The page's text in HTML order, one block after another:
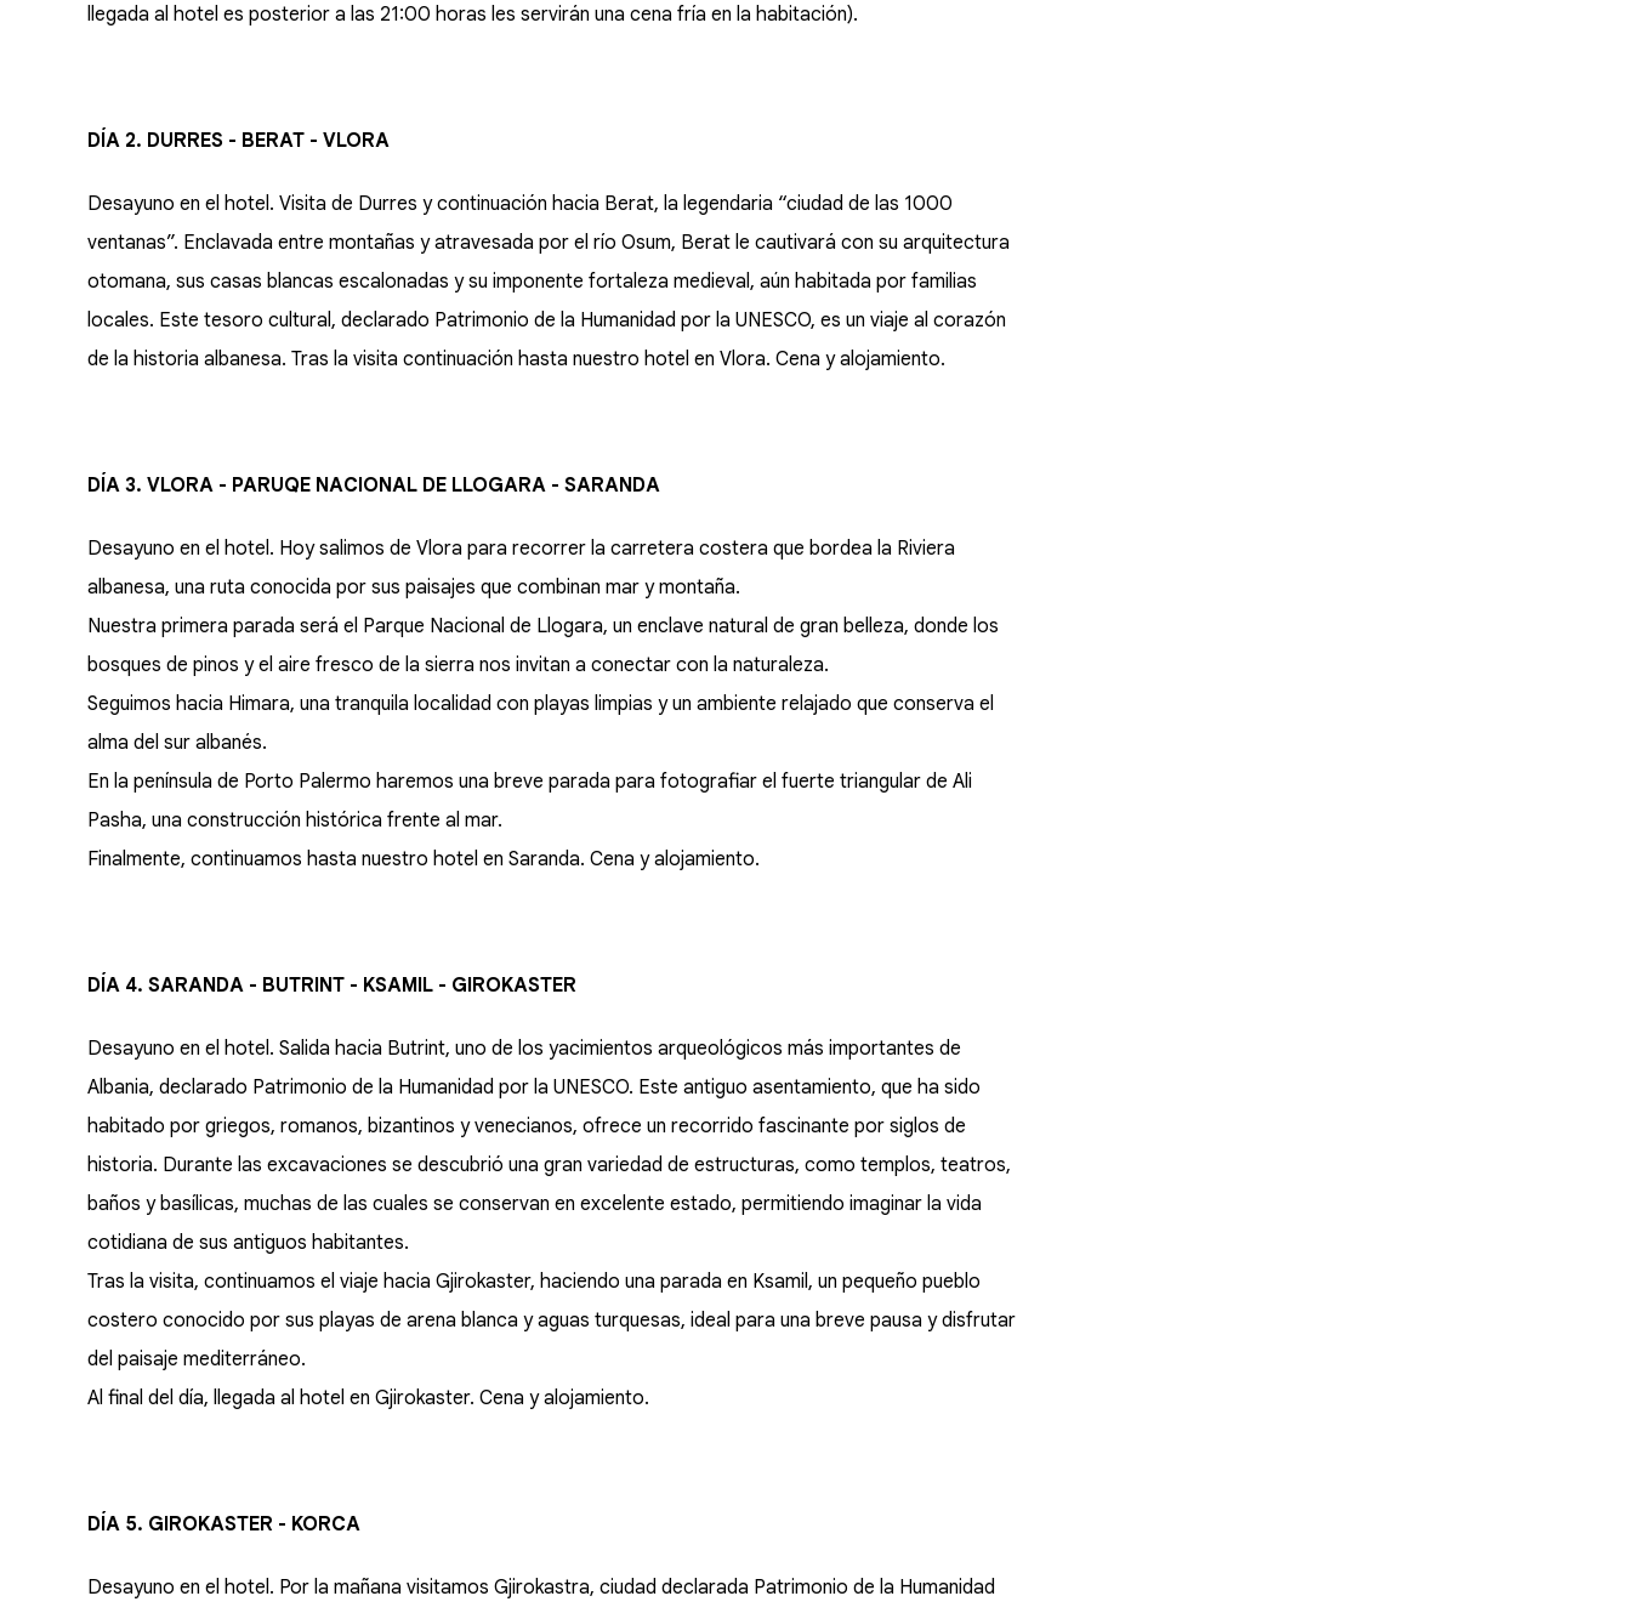
llegada al hotel es posterior a las 21:00 horas les servirán una cena fría en la habitación).
DÍA 2. DURRES - BERAT - VLORA
Desayuno en el hotel. Visita de Durres y continuación hacia Berat, la legendaria “ciudad de las 1000
ventanas”. Enclavada entre montañas y atravesada por el río Osum, Berat le cautivará con su arquitectura
otomana, sus casas blancas escalonadas y su imponente fortaleza medieval, aún habitada por familias
locales. Este tesoro cultural, declarado Patrimonio de la Humanidad por la UNESCO, es un viaje al corazón
de la historia albanesa. Tras la visita continuación hasta nuestro hotel en Vlora. Cena y alojamiento.
DÍA 3. VLORA - PARUQE NACIONAL DE LLOGARA - SARANDA
Desayuno en el hotel. Hoy salimos de Vlora para recorrer la carretera costera que bordea la Riviera
albanesa, una ruta conocida por sus paisajes que combinan mar y montaña.
Nuestra primera parada será el Parque Nacional de Llogara, un enclave natural de gran belleza, donde los
bosques de pinos y el aire fresco de la sierra nos invitan a conectar con la naturaleza.
Seguimos hacia Himara, una tranquila localidad con playas limpias y un ambiente relajado que conserva el
alma del sur albanés.
En la península de Porto Palermo haremos una breve parada para fotografiar el fuerte triangular de Ali
Pasha, una construcción histórica frente al mar.
Finalmente, continuamos hasta nuestro hotel en Saranda. Cena y alojamiento.
DÍA 4. SARANDA - BUTRINT - KSAMIL - GIROKASTER
Desayuno en el hotel. Salida hacia Butrint, uno de los yacimientos arqueológicos más importantes de
Albania, declarado Patrimonio de la Humanidad por la UNESCO. Este antiguo asentamiento, que ha sido
habitado por griegos, romanos, bizantinos y venecianos, ofrece un recorrido fascinante por siglos de
historia. Durante las excavaciones se descubrió una gran variedad de estructuras, como templos, teatros,
baños y basílicas, muchas de las cuales se conservan en excelente estado, permitiendo imaginar la vida
cotidiana de sus antiguos habitantes.
Tras la visita, continuamos el viaje hacia Gjirokaster, haciendo una parada en Ksamil, un pequeño pueblo
costero conocido por sus playas de arena blanca y aguas turquesas, ideal para una breve pausa y disfrutar
del paisaje mediterráneo.
Al final del día, llegada al hotel en Gjirokaster. Cena y alojamiento.
DÍA 5. GIROKASTER - KORCA
Desayuno en el hotel. Por la mañana visitamos Gjirokastra, ciudad declarada Patrimonio de la Humanidad